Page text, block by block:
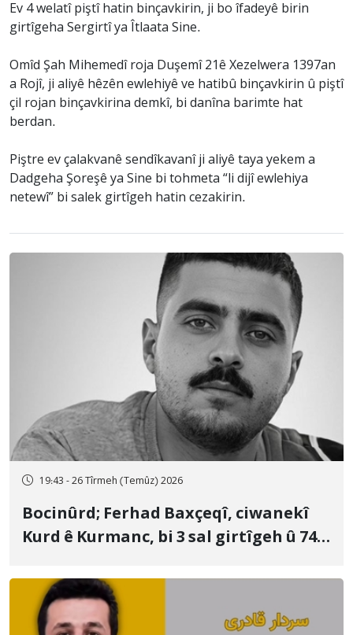
Ev 4 welatî piştî hatin binçavkirin, ji bo îfadeyê birin
girtîgeha Sergirtî ya Îtlaata Sine.
Omîd Şah Mihemedî roja Duşemî 21ê Xezelwera 1397an
a Rojî, ji aliyê hêzên ewlehiyê ve hatibû binçavkirin û piştî
çil rojan binçavkirina demkî, bi danîna barimte hat
berdan.
Piştre ev çalakvanê sendîkavanî ji aliyê taya yekem a
Dadgeha Şoreşê ya Sine bi tohmeta “li dijî ewlehiya
netewî” bi salek girtîgeh hatin cezakirin.
19:43 - 26 Tîrmeh (Temûz) 2026
Bocinûrd; Ferhad Baxçeqî, ciwanekî
Kurd ê Kurmanc, bi 3 sal girtîgeh û 74